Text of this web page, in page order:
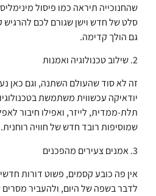
שהחנוכייה תיראה כמו פיסול
סלט של חדש וישן שגורם לכם להרגיש
גם הולך קדימה.
2. שילוב טכנולוגיה ואמנות
זה לא סוד שהעולם השתנה, וגם כאן
יודאיקה עכשווית משתמשת
תלת-ממדית, לייזר, ואפילו חיבור
שמוסיפות רובד חדש של חוויה רוחנית.
3. אמנים צעירים מהפכנים
אין פה כובע קסמים, פשוט דורות
לדבר בשפה של היום, ולהעביר